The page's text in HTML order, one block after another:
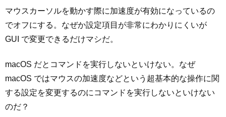
マウスカーソルを動かす際に加速度が有効になっているの
でオフにする。なぜか設定項目が非常にわかりにくいが
GUI で変更できるだけマシだ。
macOS だとコマンドを実行しないといけない。なぜ
macOS ではマウスの加速度などという超基本的な操作に関
する設定を変更するのにコマンドを実行しないといけない
のだ？